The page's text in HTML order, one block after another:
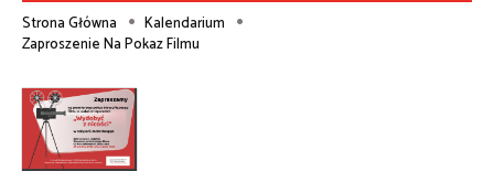
Ścieżka
nawigacyjna
Strona Główna
Kalendarium
Zaproszenie Na Pokaz Filmu